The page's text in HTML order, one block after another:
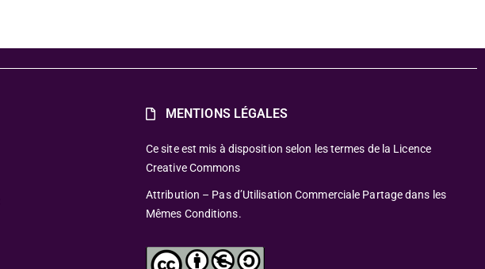
MENTIONS LÉGALES
Ce site est mis à disposition selon les termes de la Licence
Creative Commons
Attribution – Pas d’Utilisation Commerciale Partage dans les
Mêmes Conditions.